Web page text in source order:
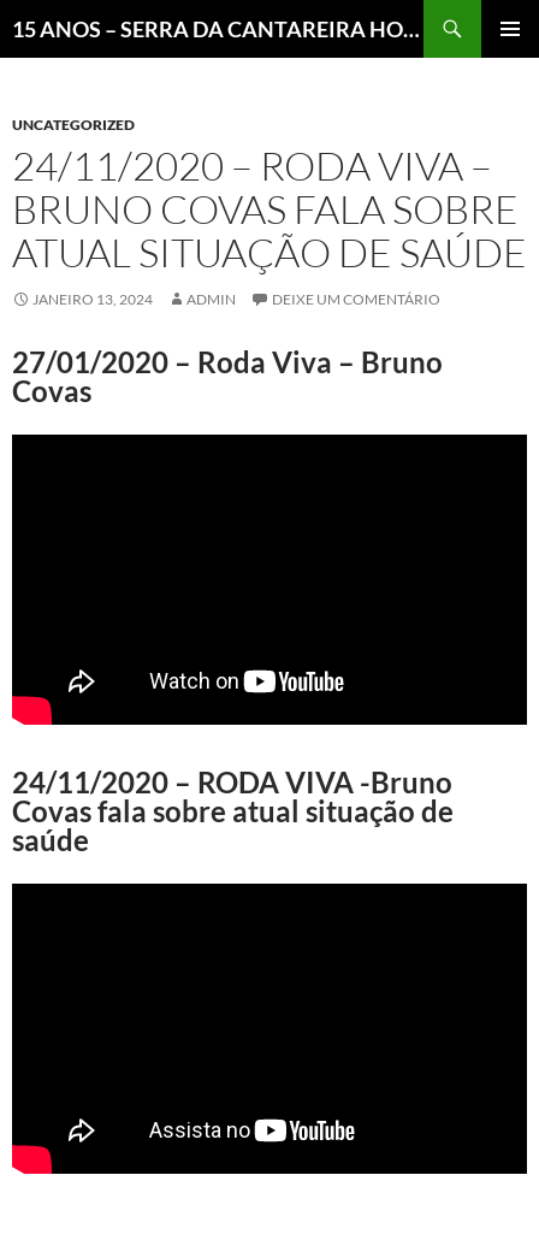
15 ANOS – SERRA DA CANTAREIRA HOJE E COTIDIANO DO BRASIL E DO MUNDO
UNCATEGORIZED
24/11/2020 – RODA VIVA –
BRUNO COVAS FALA SOBRE
ATUAL SITUAÇÃO DE SAÚDE
JANEIRO 13, 2024 ADMIN DEIXE UM COMENTÁRIO
27/01/2020 – Roda Viva – Bruno
Covas
24/11/2020 – RODA VIVA -Bruno
Covas fala sobre atual situação de
saúde